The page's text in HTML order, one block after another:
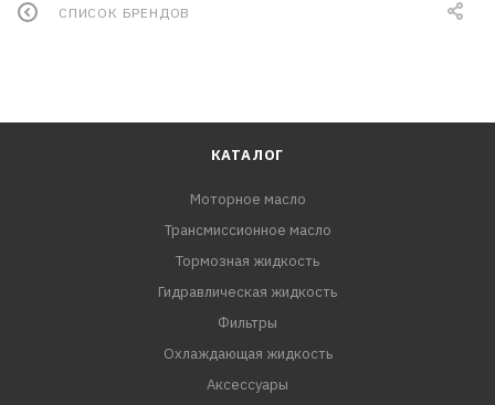
СПИСОК БРЕНДОВ
КАТАЛОГ
Моторное масло
Трансмиссионное масло
Тормозная жидкость
Гидравлическая жидкость
Фильтры
Охлаждающая жидкость
Аксессуары